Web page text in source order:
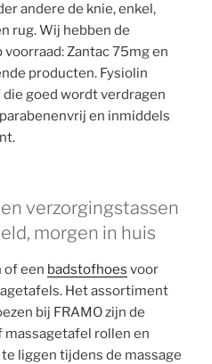
andere de knie, enkel,
rug. Wij hebben de
Zantac 75mg en
producten. Fysiolin
goed wordt verdragen
en inmiddels
verzorgingstassen
morgen in huis
of een badstofhoes voor
Het assortiment
bij FRAMO zijn de
rollen en
liggen tijdens de massage